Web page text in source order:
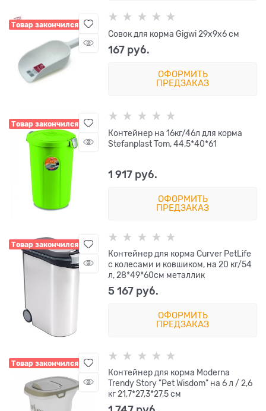
Товар закончился
Совок для корма Gigwi 29x9x6 см
167 руб.
ОФОРМИТЬ
ПРЕДЗАКАЗ
Товар закончился
Контейнер на 16кг/46л для корма
Stefanplast Tom, 44,5*40*61
1 917 руб.
ОФОРМИТЬ
ПРЕДЗАКАЗ
Товар закончился
Контейнер для корма Curver PetLife
с колесами и ковшиком, на 20 кг/54
л, 28*49*60см металлик
5 167 руб.
ОФОРМИТЬ
ПРЕДЗАКАЗ
Товар закончился
Контейнер для корма Moderna
Trendy Story "Pet Wisdom" на 6 л / 2,6
кг 21,7*27,3*27,5 см